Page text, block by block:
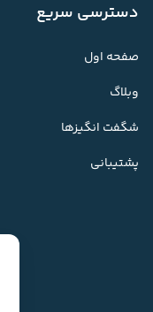
دسترسی سریع
صفحه اول
وبلاگ
شگفت انگیزها
پشتیبانی